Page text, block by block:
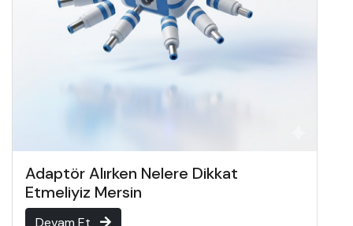
Adaptör Alırken Nelere Dikkat
Etmeliyiz Mersin
Devam Et